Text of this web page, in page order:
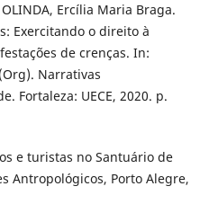
Ercília Maria Braga.
Exercitando o direito à
de crenças. In:
Narrativas
Fortaleza: UECE, 2020. p.
e turistas no Santuário de
Antropológicos, Porto Alegre,